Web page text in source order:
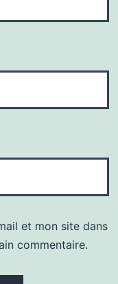
et mon site dans
commentaire.